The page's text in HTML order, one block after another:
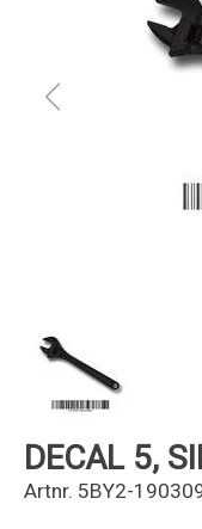
DECAL 5,
Artnr. 5BY2-